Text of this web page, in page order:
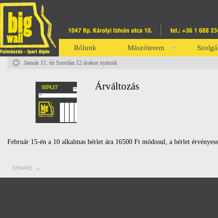
Rólunk Mászóterem
Január 11. én Szerdán 12 órakor nyitunk
Árváltozás
Február 15-én a 10 alkalmas bérlet ára 16500 Ft módosul, a bérlet
SHARE →